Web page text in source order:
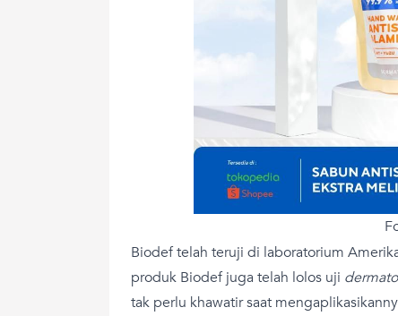
Biodef telah teruji di laboratorium
produk Biodef juga telah lolos uji
tak perlu khawatir saat